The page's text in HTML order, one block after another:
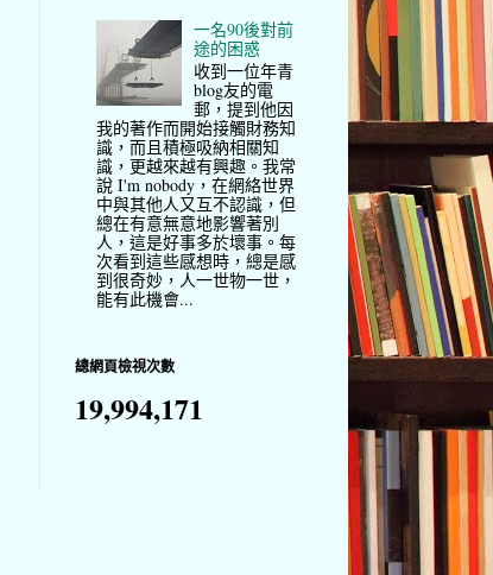
一名90後對前
途的困惑
收到一位年青
blog友的電
郵，提到他因
我的著作而開始接觸財務知
識，而且積極吸納相關知
識，更越來越有興趣。我常
說 I'm nobody，在網絡世界
中與其他人又互不認識，但
總在有意無意地影響著別
人，這是好事多於壞事。每
次看到這些感想時，總是感
到很奇妙，人一世物一世，
能有此機會...
總網頁檢視次數
19,994,171